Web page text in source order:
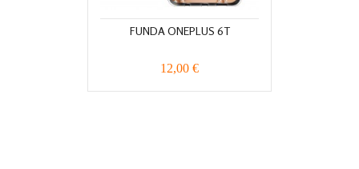
FUNDA ONEPLUS 6T
12,00 €